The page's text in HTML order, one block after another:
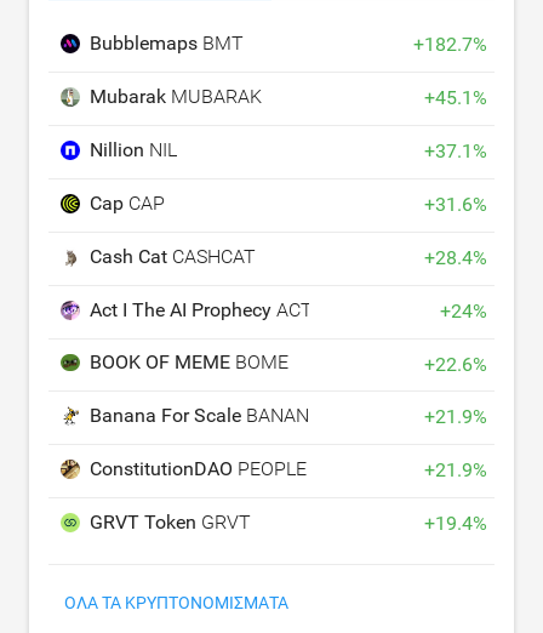
Bubblemaps BMT +182.7%
Mubarak MUBARAK +45.1%
Nillion NIL +37.1%
Cap CAP +31.6%
Cash Cat CASHCAT +28.4%
Act I The AI Prophecy ACT +24%
BOOK OF MEME BOME +22.6%
Banana For Scale BANANAS31 +21.9%
ConstitutionDAO PEOPLE +21.9%
GRVT Token GRVT +19.4%
ΌΛΑ ΤΑ ΚΡΥΠΤΟΝΟΜΊΣΜΑΤΑ